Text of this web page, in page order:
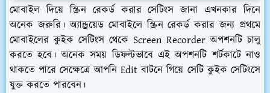
মোবাইল দিয়ে স্ক্রিন রেকর্ড করার সেটিংস জানা এখনকার দিনে
অনেক জরুরি। অ্যান্ড্রয়েড মোবাইলে স্ক্রিন রেকর্ড করার জন্য প্রথমে
মোবাইলের কুইক সেটিংস থেকে Screen Recorder অপশনটি চালু
করতে হবে। অনেক সময় ডিফল্টভাবে এই অপশনটি শর্টকাটে নাও
থাকতে পারে সেক্ষেত্রে আপনি Edit বাটনে গিয়ে সেটি কুইক সেটিংসে
যুক্ত করতে পারবেন।